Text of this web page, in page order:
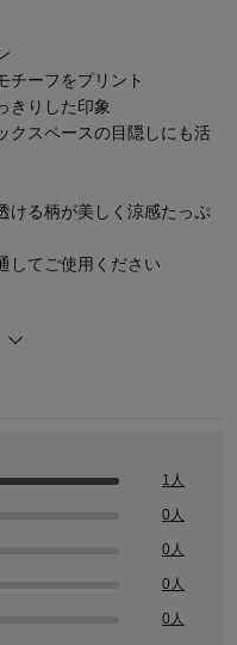
チーフをプリント
きりした印象
クスペースの目隠しにも活
ける柄が美しく涼感たっぷ
してご使用ください
糸に織りなすテキスタイル
に囚われることなく、製造
籍の装丁に採用されるなど
。
1人
0人
0人
0人
0人